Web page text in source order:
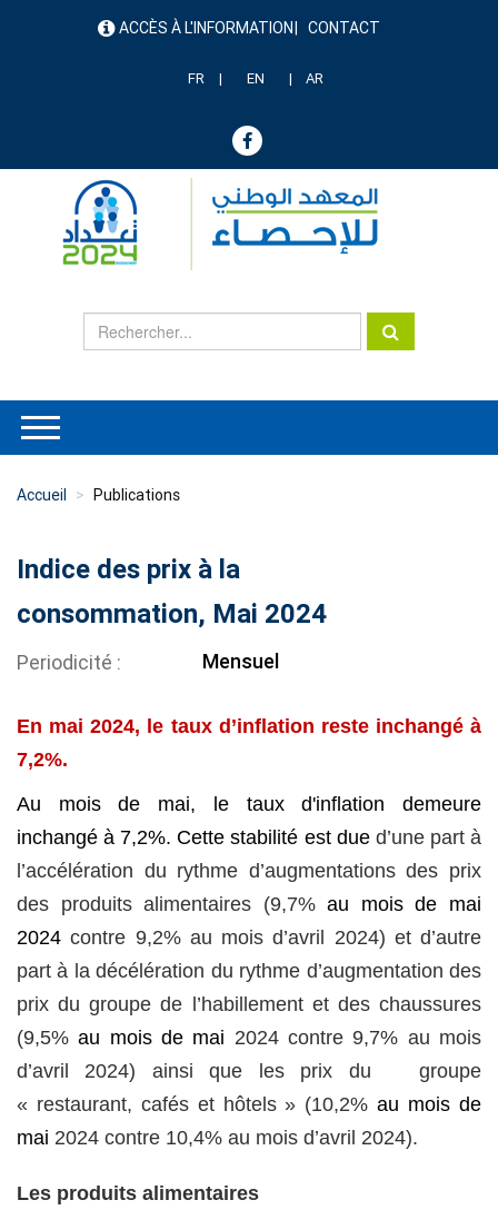
menu ACCÈS À L'INFORMATION CONTACT
FR EN AR
Accueil Publications
Indice des prix à la
consommation, Mai 2024
Periodicité Mensuel
En mai 2024, le taux d’inflation reste inchangé à
7,2%.
Au mois de mai, le taux d'inflation demeure
inchangé à 7,2%. Cette stabilité est due d’une part à
l’accélération du rythme d’augmentations des prix
des produits alimentaires (9,7%au mois de mai
2024contre 9,2% au mois d’avril 2024) et d’autre
part à la décélération du rythme d’augmentation des
prix du groupe de l’habillement et des chaussures
(9,5%au mois de mai 2024 contre 9,7% au mois
d’avril 2024) ainsi que les prix du groupe
« restaurant, cafés et hôtels » (10,2%au mois de
mai 2024 contre 10,4% au mois d’avril 2024).
Les produits alimentaires